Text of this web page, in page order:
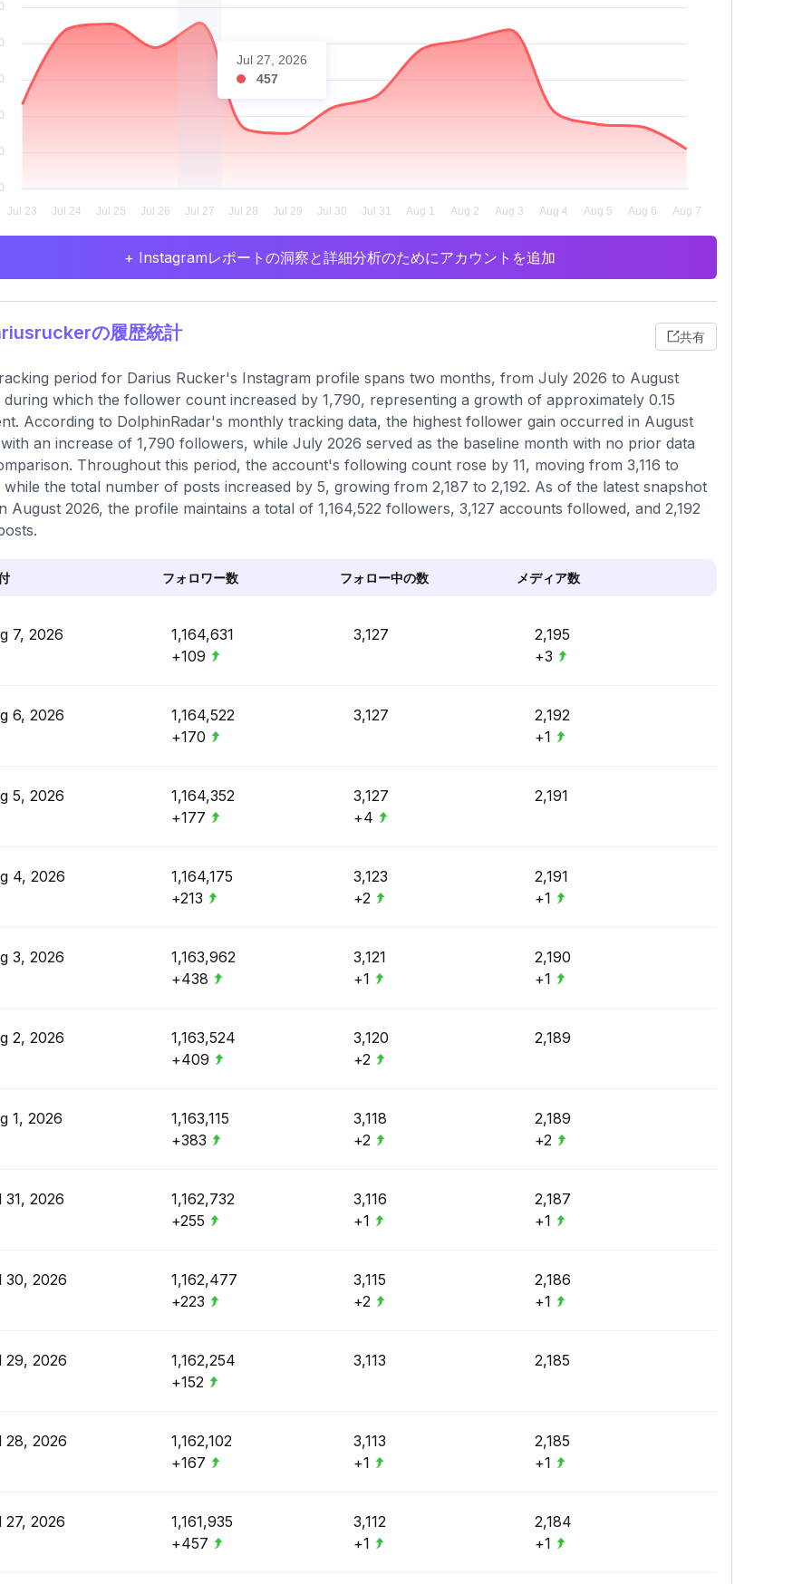
Jul 27, 2026
457
+ Instagramレポートの洞察と詳細分析のためにアカウントを追加
の履歴統計 共有
period for Darius Rucker's Instagram profile spans two months, from July 2026 to August
during which the follower count increased by 1,790, representing a growth of approximately 0.15
According to DolphinRadar's monthly tracking data, the highest follower gain occurred in August
an increase of 1,790 followers, while July 2026 served as the baseline month with no prior data
Throughout this period, the account's following count rose by 11, moving from 3,116 to
while the total number of posts increased by 5, growing from 2,187 to 2,192. As of the latest snapshot
August 2026, the profile maintains a total of 1,164,522 followers, 3,127 accounts followed, and 2,192
フォロワー数 フォロー中の数 メディア数
7, 2026
1,164,631
+109
3,127
2,195
+3
6, 2026
1,164,522
+170
3,127
2,192
+1
5, 2026
1,164,352
+177
3,127
+4
2,191
4, 2026
1,164,175
+213
3,123
+2
2,191
+1
3, 2026
1,163,962
+438
3,121
+1
2,190
+1
2, 2026
1,163,524
+409
3,120
+2
2,189
1, 2026
1,163,115
+383
3,118
+2
2,189
+2
31, 2026
1,162,732
+255
3,116
+1
2,187
+1
30, 2026
1,162,477
+223
3,115
+2
2,186
+1
29, 2026
1,162,254
+152
3,113 2,185
28, 2026
1,162,102
+167
3,113
+1
2,185
+1
27, 2026
1,161,935
+457
3,112
+1
2,184
+1